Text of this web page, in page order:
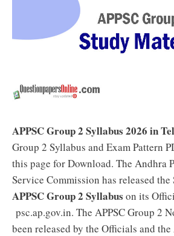
APPSC Group 2 Syllabus 2026 in
Group 2 Syllabus and Exam Pattern
this page for Download. The Andhra
Service Commission has released
APPSC Group 2 Syllabus on its
psc.ap.gov.in. The APPSC Group 2
been released by the Officials and the